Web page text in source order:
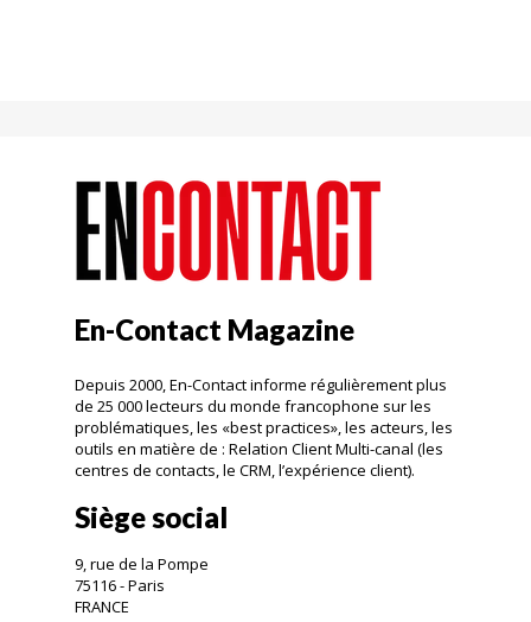
En-Contact Magazine
Depuis 2000, En-Contact informe régulièrement plus
de 25 000 lecteurs du monde francophone sur les
problématiques, les «best practices», les acteurs, les
outils en matière de : Relation Client Multi-canal (les
centres de contacts, le CRM, l’expérience client).
Siège social
9, rue de la Pompe
75116 - Paris
FRANCE